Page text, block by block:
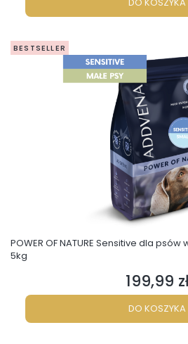
BESTSELLER
POWER OF NATURE Sensitive dla
5kg
Cena
199,99
DO KOSZYKA